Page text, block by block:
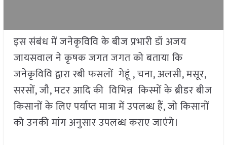
इस संबंध में जनेकृविवि के बीज प्रभारी डॉ अजय
जायसवाल ने कृषक जगत जगत को बताया कि
जनेकृविवि द्वारा रबी फसलों गेहूं , चना, अलसी, मसूर,
सरसों, जौ, मटर आदि की विभिन्न किस्मों के ब्रीडर बीज
किसानों के लिए पर्याप्त मात्रा में उपलब्ध हैं, जो किसानों
को उनकी मांग अनुसार उपलब्ध कराए जाएंगे।